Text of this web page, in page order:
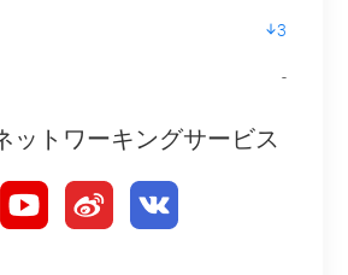
3
-
ットワーキングサービス